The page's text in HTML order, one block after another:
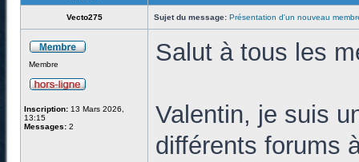
Vecto275 Sujet du message: Présentation d'un nouveau
Membre
Inscription: 13 Mars 2026,
13:15
Messages: 2
Salut à tous les
Valentin, je suis
différents forums